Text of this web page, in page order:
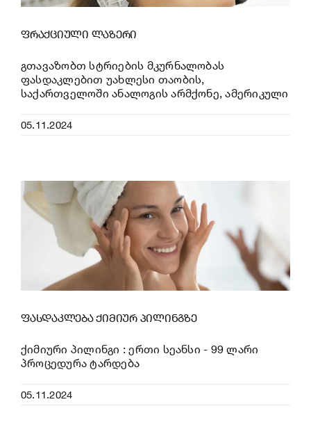
ფრაქციული ლაზერი
გთავაზობთ სტრიების მკურნალობას
ფასდაკლებით უახლესი თაობის,
საქართველოში ანალოგის არმქონე, ამერიკული
05.11.2024
ფასდაკლება ქიმიურ პილინგზე
ქიმიური პილინგი : ერთი სეანსი - 99 ლარი
პროცედურა ტარდება
05.11.2024